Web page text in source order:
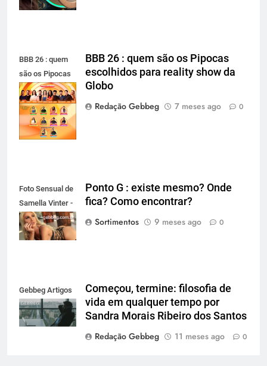
BBB 26 : quem
são os Pipocas
escolhidos para
reality show da
Globo
BBB 26 : quem são os Pipocas
escolhidos para reality show da
Globo
Redação Gebbeg
7 meses ago 0
Foto Sensual de
Samella Vinter -
gebbeg.com.br
Ponto G : existe mesmo? Onde
fica? Como encontrar?
Sortimentos
9 meses ago 0
Gebbeg Artigos
Começou, termine: filosofia de
vida em qualquer tempo por
Sandra Morais Ribeiro dos Santos
Redação Gebbeg
11 meses ago 0